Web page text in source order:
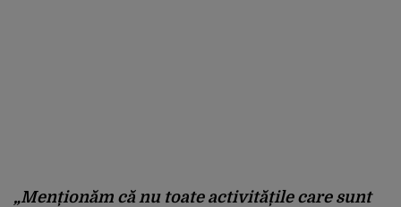
„Menționăm că nu toate activitățile care sunt